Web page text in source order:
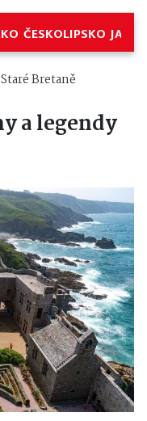
ČESKOLIPSKO
Bretaně
a legendy